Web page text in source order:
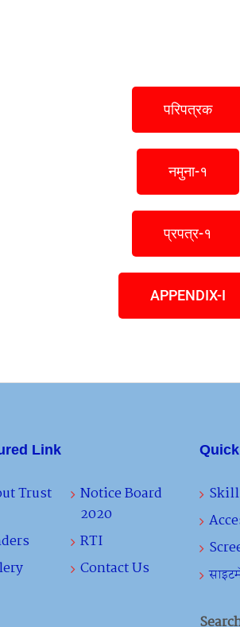
परिपत्रक
नमुना-१
प्रपत्र-१
APPENDIX-I
Link
Trust
Notice Board
2020
RTI
Contact Us